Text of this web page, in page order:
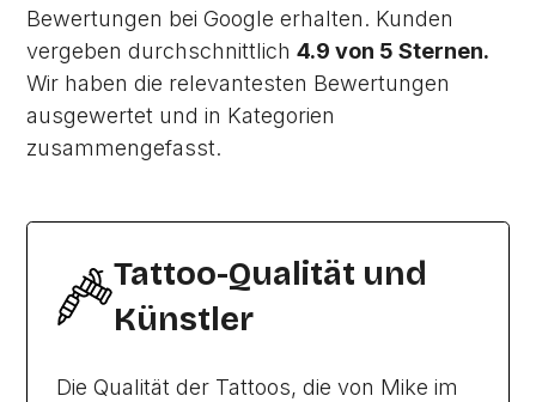
Bewertungen bei Google erhalten. Kunden
vergeben durchschnittlich4.9 von 5 Sternen.
Wir haben die relevantesten Bewertungen
ausgewertet und in Kategorien
zusammengefasst.
Tattoo-Qualität und
Künstler
Die Qualität der Tattoos, die von Mike im